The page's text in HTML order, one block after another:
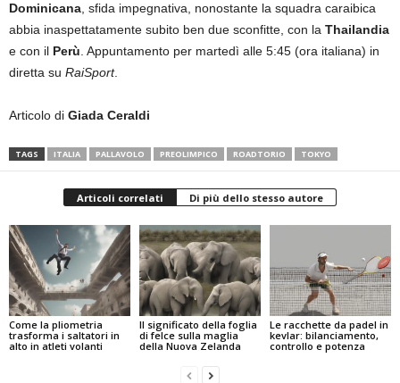
Dominicana, sfida impegnativa, nonostante la squadra caraibica
abbia inaspettatamente subito ben due sconfitte, con la Thailandia
e con il Perù. Appuntamento per martedì alle 5:45 (ora italiana) in
diretta su RaiSport.
Articolo di Giada Ceraldi
TAGS ITALIA PALLAVOLO PREOLIMPICO ROADTORIO TOKYO
Articoli correlati Di più dello stesso autore
Come la pliometria
trasforma i saltatori in
alto in atleti volanti
Il significato della foglia
di felce sulla maglia
della Nuova Zelanda
Le racchette da padel in
kevlar: bilanciamento,
controllo e potenza